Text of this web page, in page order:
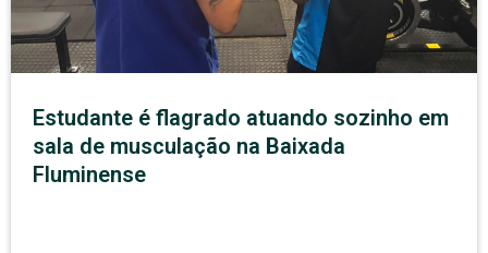
Estudante é flagrado atuando sozinho em
sala de musculação na Baixada
Fluminense